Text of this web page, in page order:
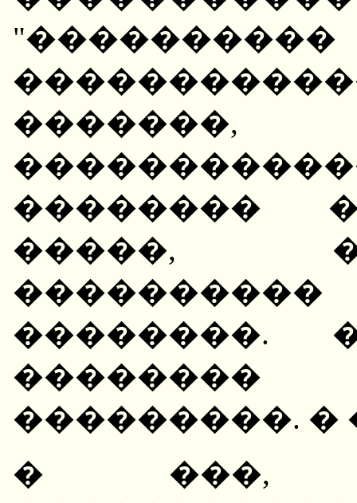
�������,
��������
�����,
��������.
��������
���������. �
� ���,